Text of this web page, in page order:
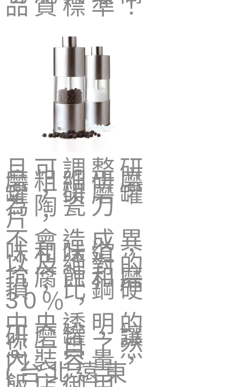
且可調整研
磨粗細研磨
罐，研磨罐
為陶瓷刀
片，
不會造成異
味和味道，
以及絕對的
抗腐蝕和磨
損，比鋼硬
30 ％，
中央透明的
研磨罐，讓
您一目了然
內裝容量，
(台北遠東